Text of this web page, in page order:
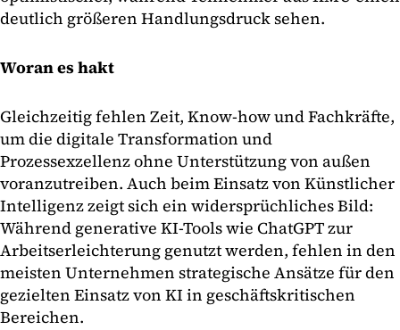
deutlich größeren Handlungsdruck sehen.
Woran es hakt
Gleichzeitig fehlen Zeit, Know-how und Fachkräfte,
um die digitale Transformation und
Prozessexzellenz ohne Unterstützung von außen
voranzutreiben. Auch beim Einsatz von Künstlicher
Intelligenz zeigt sich ein widersprüchliches Bild:
Während generative KI-Tools wie ChatGPT zur
Arbeitserleichterung genutzt werden, fehlen in den
meisten Unternehmen strategische Ansätze für den
gezielten Einsatz von KI in geschäftskritischen
Bereichen.